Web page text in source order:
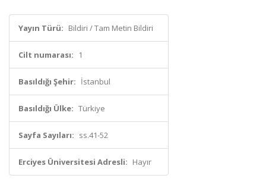
Yayın Türü: Bildiri / Tam Metin Bildiri
Cilt numarası: 1
Basıldığı Şehir: İstanbul
Basıldığı Ülke: Türkiye
Sayfa Sayıları: ss.41-52
Erciyes Üniversitesi Adresli: Hayır